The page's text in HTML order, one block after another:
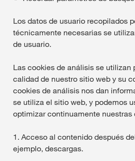
Los datos de usuario recopilados
técnicamente necesarias se
de usuario.
Las cookies de análisis se utilizan
calidad de nuestro sitio web y su
cookies de análisis nos dan
se utiliza el sitio web, y podemos
optimizar continuamente nuestras
1. Acceso al contenido después
ejemplo, descargas.